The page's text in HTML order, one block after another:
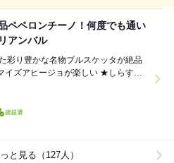
ペペロンチーノ！何度でも通い
アンバル
ヒージョが楽しい ★しらすと
と見る（127人）